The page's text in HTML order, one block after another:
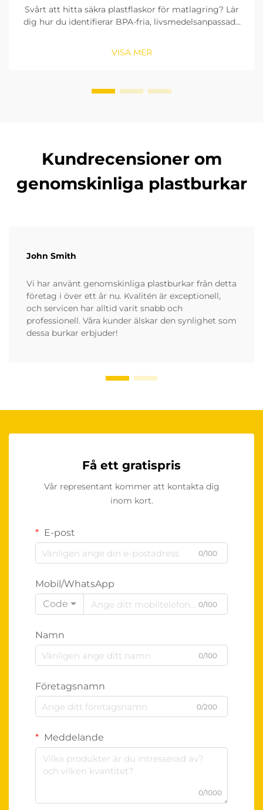
Svårt att hitta säkra plastflaskor för matlagring? Lär
dig hur du identifierar BPA-fria, livsmedelsanpassade
EU:s standarder. Läs nu.
VISA MER
Kundrecensioner om
genomskinliga plastburkar
John Smith
Vi har använt genomskinliga plastburkar från detta
företag i över ett år nu. Kvalitén är exceptionell,
och servicen har alltid varit snabb och
professionell. Våra kunder älskar den synlighet som
dessa burkar erbjuder!
Få ett gratispris
Vår representant kommer att kontakta dig
inom kort.
E-post
0/100
Mobil/WhatsApp
Code
0/100
Namn
0/100
Företagsnamn
0/200
Meddelande
0/1000